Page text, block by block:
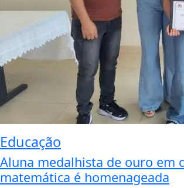
Educação
Aluna medalhista de ouro em
matemática é homenageada